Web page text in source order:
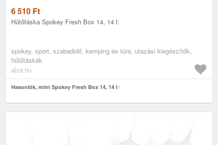
6 510 Ft
Hűtőtáska Spokey Fresh Box 14, 14 l:
spokey, sport, szabadidő, kemping és túra, utazási kiegészítők,
hűtőtáskák
alza.hu
Hasonlók, mint Spokey Fresh Box 14, 14 l